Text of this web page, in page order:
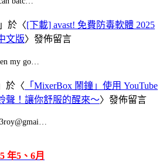
」於〈 [下載] avast! 免費防毒軟體 2025
文版〉發佈留言
my go…
於〈 「MixerBox 鬧鐘」使用 YouTube
聲！讓你舒服的醒來～〉發佈留言
年5、6月